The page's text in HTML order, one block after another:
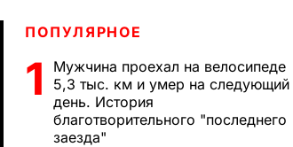
ПОПУЛЯРНОЕ
1
Мужчина проехал на велосипеде
5,3 тыс. км и умер на следующий
день. История
благотворительного "последнего
заезда"